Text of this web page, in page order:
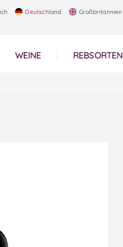
Deutschland Großbritannien
WEINE REBSORTEN